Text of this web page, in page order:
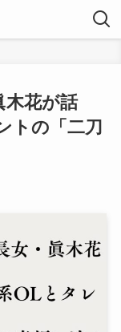
木花が話
トの「二刀